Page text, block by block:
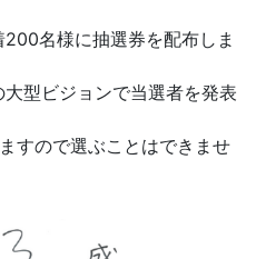
名様に抽選券を配布しま
型ビジョンで当選者を発表
すので選ぶことはできませ